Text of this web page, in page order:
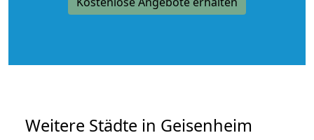
Weitere Städte in Geisenheim